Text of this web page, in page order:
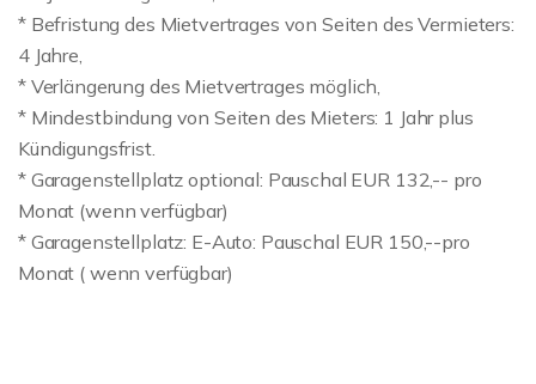
* Befristung des Mietvertrages von Seiten des Vermieters:
4 Jahre,
* Verlängerung des Mietvertrages möglich,
* Mindestbindung von Seiten des Mieters: 1 Jahr plus
Kündigungsfrist.
* Garagenstellplatz optional: Pauschal EUR 132,-- pro
Monat (wenn verfügbar)
* Garagenstellplatz: E-Auto: Pauschal EUR 150,--pro
Monat ( wenn verfügbar)